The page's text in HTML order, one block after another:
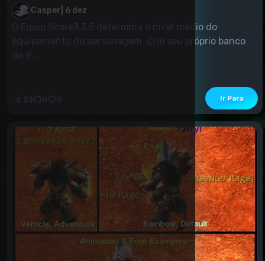
Casper 6 dez
O Equip Score3.3.5 determina o nível médio do
equipamento do personagem. Crie seu próprio banco
Ir Para